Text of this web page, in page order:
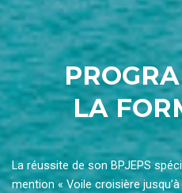
LA
La réussite de son BPJEPS
mention « Voile croisière